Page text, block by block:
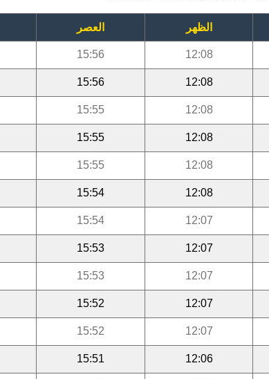
الظهر العصر
12:08
15:56
12:08
15:56
12:08
15:55
12:08
15:55
12:08
15:55
12:08
15:54
12:07
15:54
12:07
15:53
12:07
15:53
12:07
15:52
12:07
15:52
12:06
15:51